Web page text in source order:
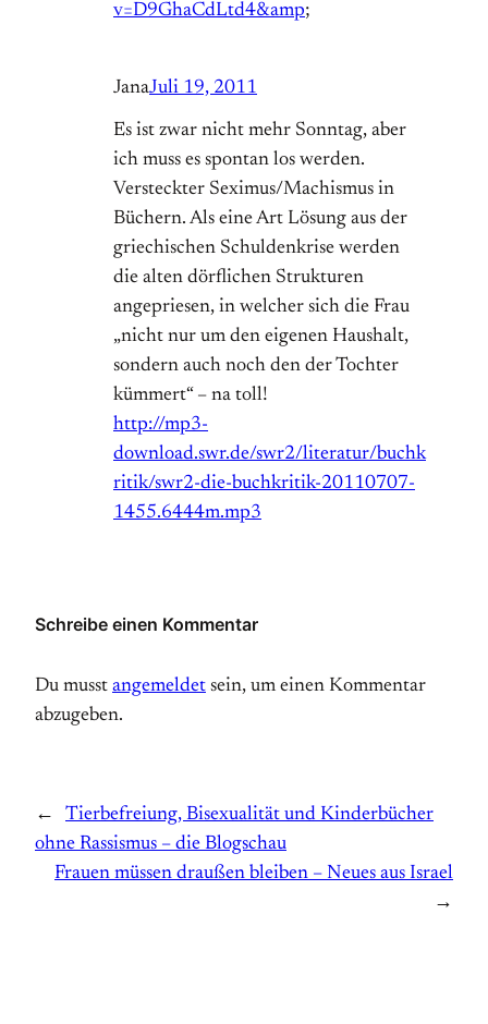
v=D9GhaCdLtd4&amp;
JanaJuli 19, 2011
Es ist zwar nicht mehr Sonntag, aber
ich muss es spontan los werden.
Versteckter Seximus/Machismus in
Büchern. Als eine Art Lösung aus der
griechischen Schuldenkrise werden
die alten dörflichen Strukturen
angepriesen, in welcher sich die Frau
„nicht nur um den eigenen Haushalt,
sondern auch noch den der Tochter
kümmert“ – na toll!
http://mp3-
download.swr.de/swr2/literatur/buchk
ritik/swr2-die-buchkritik-20110707-
1455.6444m.mp3
Schreibe einen Kommentar
Du musst angemeldet sein, um einen Kommentar
abzugeben.
←
Tierbefreiung, Bisexualität und Kinderbücher
ohne Rassismus – die Blogschau
Frauen müssen draußen bleiben – Neues aus Israel
→